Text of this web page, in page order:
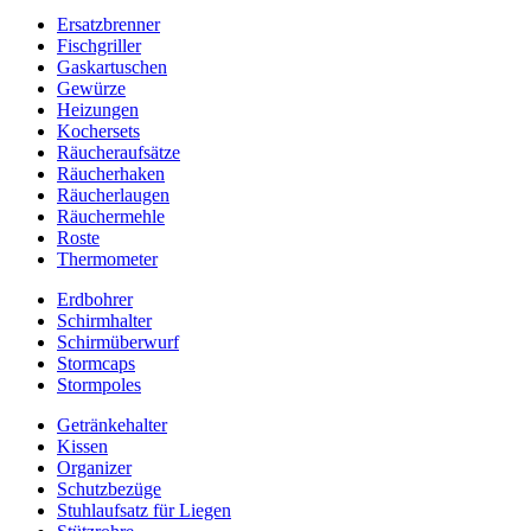
Ersatzbrenner
Fischgriller
Gaskartuschen
Gewürze
Heizungen
Kochersets
Räucheraufsätze
Räucherhaken
Räucherlaugen
Räuchermehle
Roste
Thermometer
Erdbohrer
Schirmhalter
Schirmüberwurf
Stormcaps
Stormpoles
Getränkehalter
Kissen
Organizer
Schutzbezüge
Stuhlaufsatz für Liegen